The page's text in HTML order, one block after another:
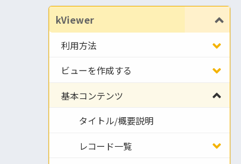
kViewer
利用方法
ビューを作成する
基本コンテンツ
タイトル/概要説明
レコード一覧